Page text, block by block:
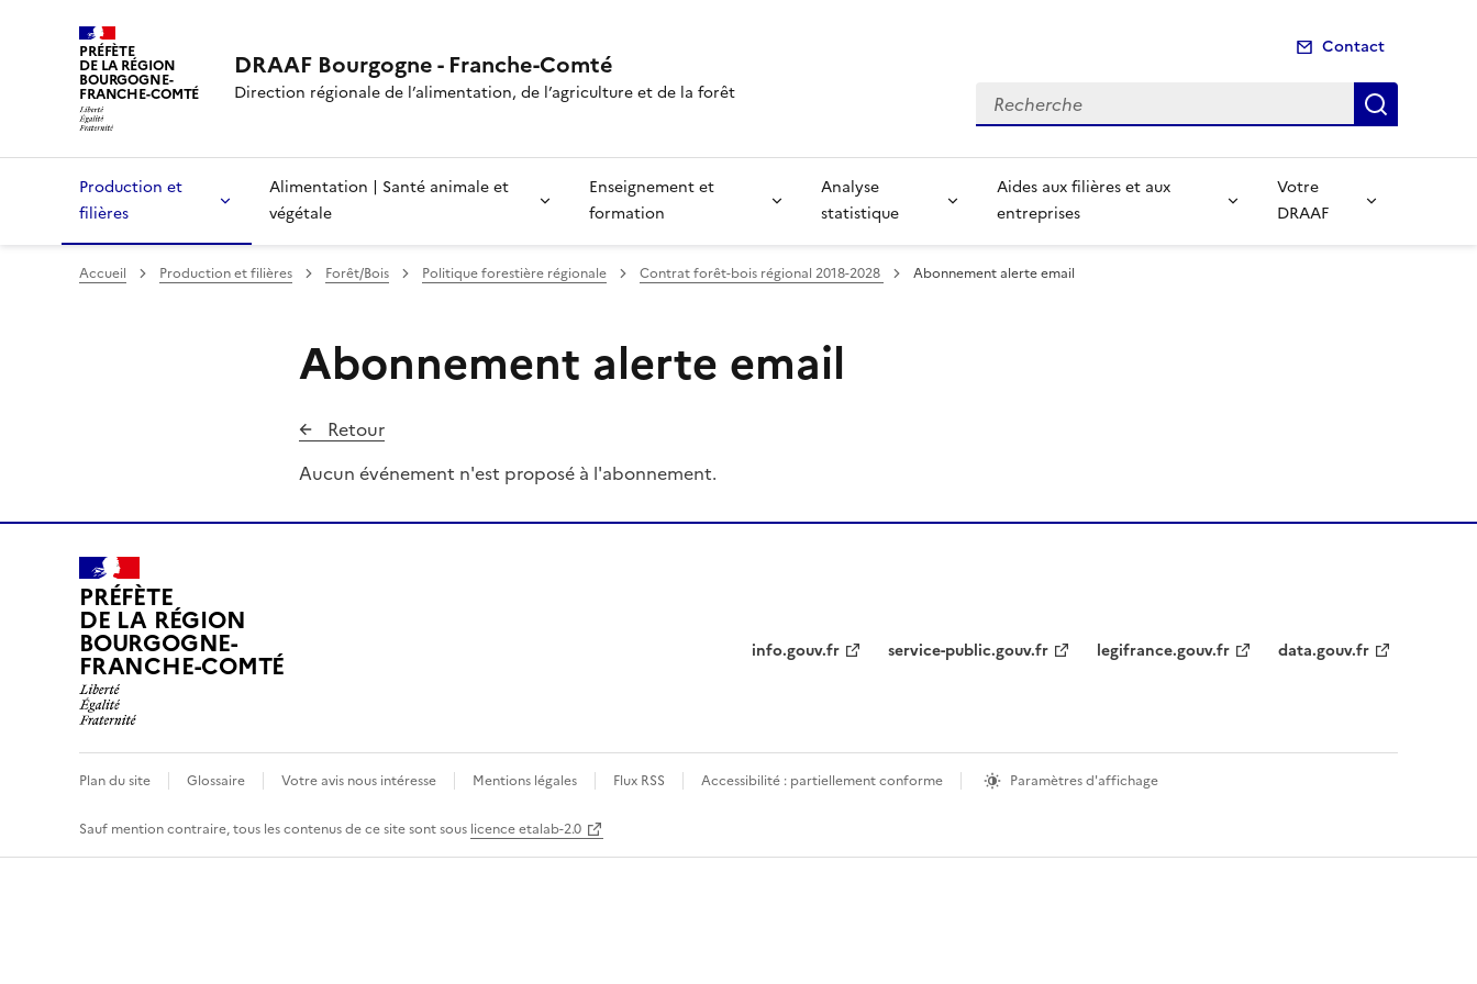
PRÉFÈTE
DE LA RÉGION
BOURGOGNE-
FRANCHE-COMTÉ
DRAAF Bourgogne - Franche-Comté
Direction régionale de l’alimentation, de l’agriculture et de la forêt
Contact
Recherche
Production et
filières
Alimentation | Santé animale et
végétale
Enseignement et
formation
Analyse
statistique
Aides aux filières et aux
entreprises
Votre
DRAAF
Accueil Production et filières Forêt/Bois Politique forestière régionale Contrat forêt-bois régional 2018-2028 Abonnement alerte email
Abonnement alerte email
Retour
Aucun événement n'est proposé à l'abonnement.
PRÉFÈTE
DE LA RÉGION
BOURGOGNE-
FRANCHE-COMTÉ info.gouv.fr service-public.gouv.fr legifrance.gouv.fr data.gouv.fr
Plan du site Glossaire Votre avis nous intéresse Mentions légales Flux RSS Accessibilité : partiellement conforme Paramètres d'affichage
Sauf mention contraire, tous les contenus de ce site sont sous licence etalab-2.0